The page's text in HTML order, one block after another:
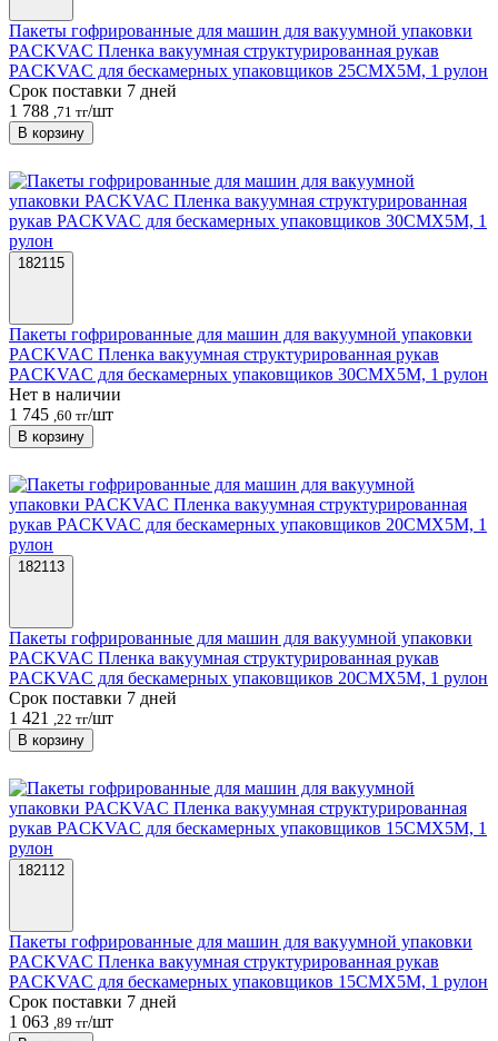
Пакеты гофрированные для машин для вакуумной упаковки
PACKVAC Пленка вакуумная структурированная рукав
PACKVAC для бескамерных упаковщиков 25CMX5M, 1 рулон
Срок поставки 7 дней
1 788 ,71 тг/шт
В корзину
182115
Пакеты гофрированные для машин для вакуумной упаковки
PACKVAC Пленка вакуумная структурированная рукав
PACKVAC для бескамерных упаковщиков 30CMX5M, 1 рулон
Нет в наличии
1 745 ,60 тг/шт
В корзину
182113
Пакеты гофрированные для машин для вакуумной упаковки
PACKVAC Пленка вакуумная структурированная рукав
PACKVAC для бескамерных упаковщиков 20CMX5M, 1 рулон
Срок поставки 7 дней
1 421
,22 тг/шт
В корзину
182112
Пакеты гофрированные для машин для вакуумной упаковки
PACKVAC Пленка вакуумная структурированная рукав
PACKVAC для бескамерных упаковщиков 15CMX5M, 1 рулон
Срок поставки 7 дней
1 063 ,89 тг/шт